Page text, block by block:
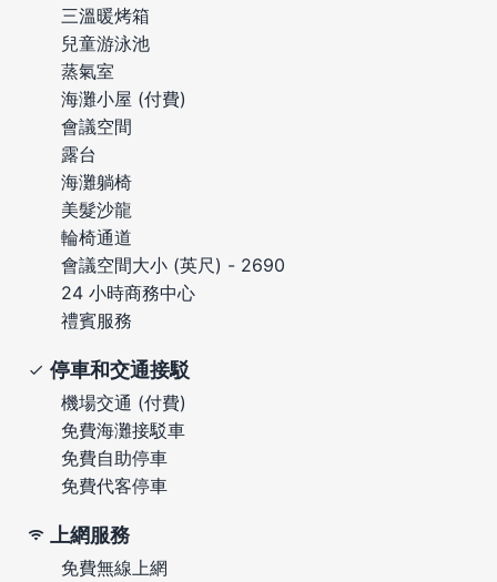
三溫暖烤箱
兒童游泳池
蒸氣室
海灘小屋 (付費)
會議空間
露台
海灘躺椅
美髮沙龍
輪椅通道
會議空間大小 (英尺) - 2690
24 小時商務中心
禮賓服務
停車和交通接駁
機場交通 (付費)
免費海灘接駁車
免費自助停車
免費代客停車
上網服務
免費無線上網